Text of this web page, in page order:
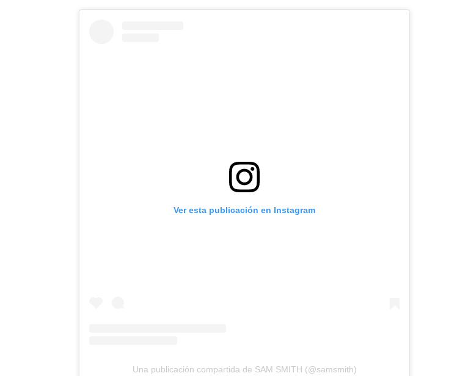
Ver esta publicación en Instagram
Una publicación compartida de SAM SMITH (@samsmith)